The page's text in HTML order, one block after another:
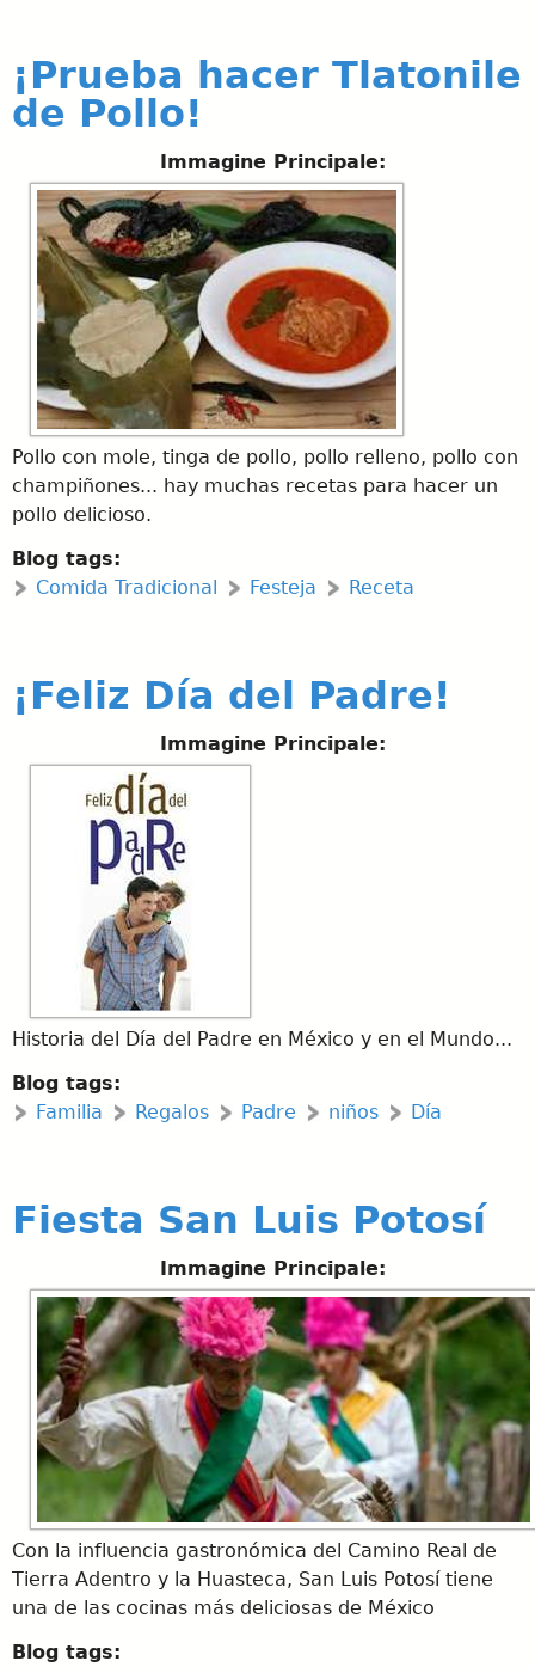
¡Prueba hacer Tlatonile
de Pollo!
Immagine Principale:
Pollo con mole, tinga de pollo, pollo relleno, pollo con
champiñones... hay muchas recetas para hacer un
pollo delicioso.
Blog tags:
Comida Tradicional
Festeja Receta
¡Feliz Día del Padre!
Immagine Principale:
Historia del Día del Padre en México y en el Mundo...
Blog tags:
Familia
Regalos Padre niños Día
Fiesta San Luis Potosí
Immagine Principale:
Con la influencia gastronómica del Camino Real de
Tierra Adentro y la Huasteca, San Luis Potosí tiene
una de las cocinas más deliciosas de México
Blog tags: